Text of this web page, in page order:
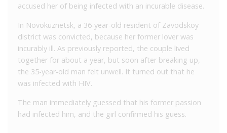
accused her of being infected with an incurable disease.
In Novokuznetsk, a 36-year-old resident of Zavodskoy
district was convicted, because her former lover was
incurably ill. As previously reported, the couple lived
together for about a year, but soon after breaking up,
the 35-year-old man felt unwell. It turned out that he
was infected with HIV.
The man immediately guessed that his former passion
had infected him, and the girl confirmed his guess.